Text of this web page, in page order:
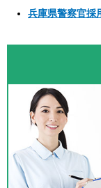
兵庫県警察官採